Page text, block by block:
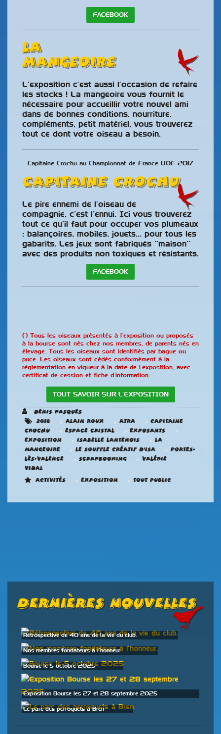
FACEBOOK
LA
MANGEOIRE
L’exposition c’est aussi l’occasion de refaire
les stocks ! La mangeoire vous fournit le
nécessaire pour accueillir votre nouvel ami
dans de bonnes conditions, nourriture,
compléments, petit matériel, vous trouverez
tout ce dont votre oiseau a besoin.
Capitaine Crochu au Championnat de France UOF 2017
Capitaine Crochu
Le pire ennemi de l’oiseau de
compagnie, c’est l’ennui. Ici vous trouverez
tout ce qu’il faut pour occuper vos plumeaux
: balançoires, mobiles, jouets… pour tous les
gabarits. Les jeux sont fabriqués “maison”
avec des produits non toxiques et résistants.
FACEBOOK
(*) Tous les oiseaux présentés à l’exposition ou proposés
à la bourse sont nés chez nos membres, de parents nés en
élevage. Tous les oiseaux sont identifiés par bague ou
puce. Les oiseaux sont cédés conformément à la
règlementation en vigueur à la date de l’exposition, avec
certificat de cession et fiche d’information.
TOUT SAVOIR SUR L’EXPOSITION
Denis Pasques
2018
, Alain Roux , ATRA , Capitaine
Crochu
, Espace Cristal , Exposants ,
Exposition , Isabelle Lantenois , La
mangeoire
, Le Souffle créatif d'ISA , Portes-
Lès-Valence
, Scrapbooking , Valérie
Vidal
Activités
, Exposition , Tout public
Dernières Nouvelles
Rétrospective de 40 ans de la vie du club.
Nos membres fondateurs à l’honneur.
Bourse le 5 octobre 2025
Exposition Bourse les 27 et 28 septembre 2025
Le parc des perroquets à Bren